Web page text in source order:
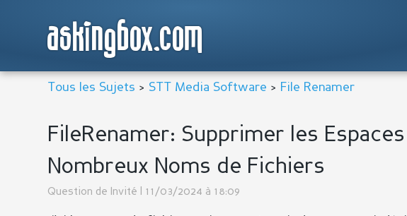
askingbox.com
Tous les Sujets > STT Media Software > File Renamer
FileRenamer: Supprimer les
Nombreux Noms de Fichiers
Question de Invité | 11/03/2024 à 18:09